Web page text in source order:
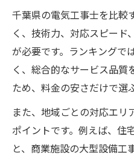
千葉県の電気工事士を比較
く、技術力、対応スピード
が必要です。ランキングで
く、総合的なサービス品質
ため、料金の安さだけで選
また、地域ごとの対応エ
ポイントです。例えば、住
と、商業施設の大型設備工